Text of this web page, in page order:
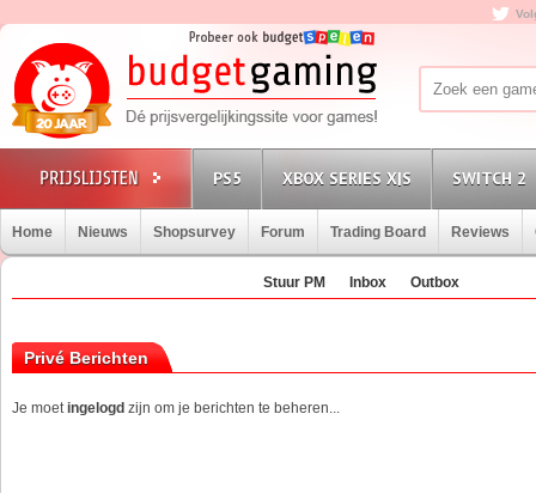
PS5 XBOX SERIES X|S SWITCH 2
Home Nieuws Shopsurvey Forum Trading Board Reviews
Stuur PM Inbox Outbox
Privé Berichten
Je moetingelogd zijn om je berichten te beheren...